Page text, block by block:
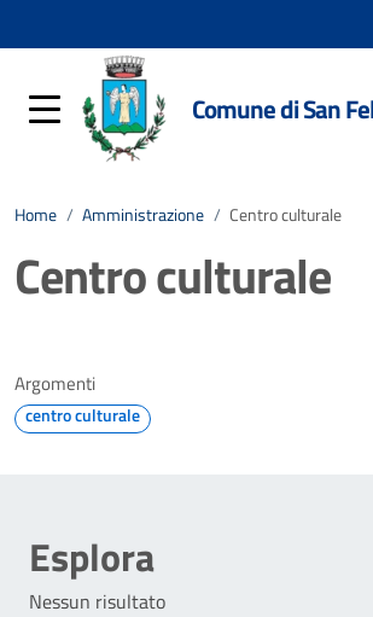
Comune di San
Home / Amministrazione / Centro culturale
Centro culturale
Argomenti
centro culturale
Esplora
Nessun risultato